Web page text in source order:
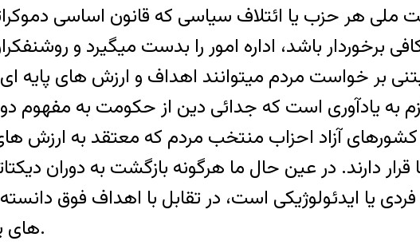
هر حزب یا ائتلاف سیاسی که قانون اساسی
کافی برخوردار باشد، اداره امور را بدست میگیرد و
بر خواست مردم میتوانند اهداف و ارزش های پایه
به یادآوری است که جدائی دین از حکومت به
کشورهای آزاد احزاب منتخب مردم که معتقد به ارزش
دارند. در عین حال ما هرگونه بازگشت به دوران
یا ایدئولوژیکی است، در تقابل با اهداف فوق
های یادشده را شرط استقرار آزادی و دموکراسی میدانیم.